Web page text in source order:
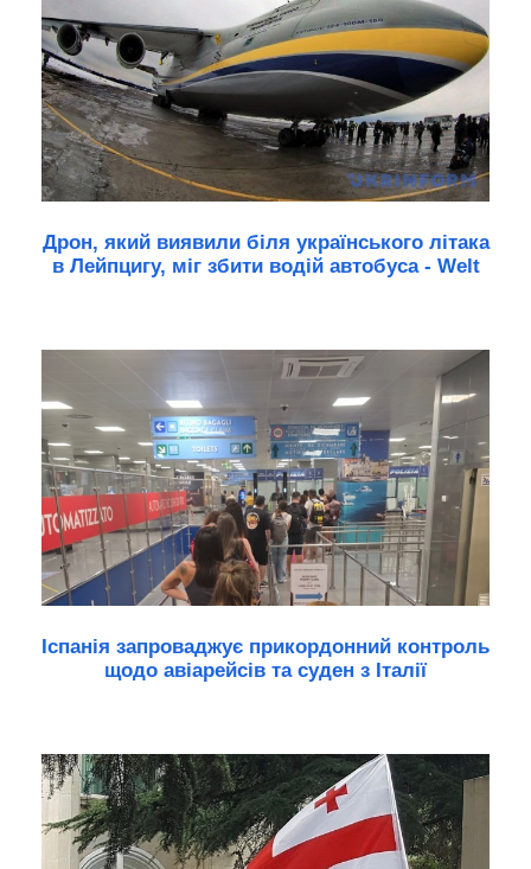
Дрон, який виявили біля українського літака
в Лейпцигу, міг збити водій автобуса - Welt
Іспанія запроваджує прикордонний контроль
щодо авіарейсів та суден з Італії